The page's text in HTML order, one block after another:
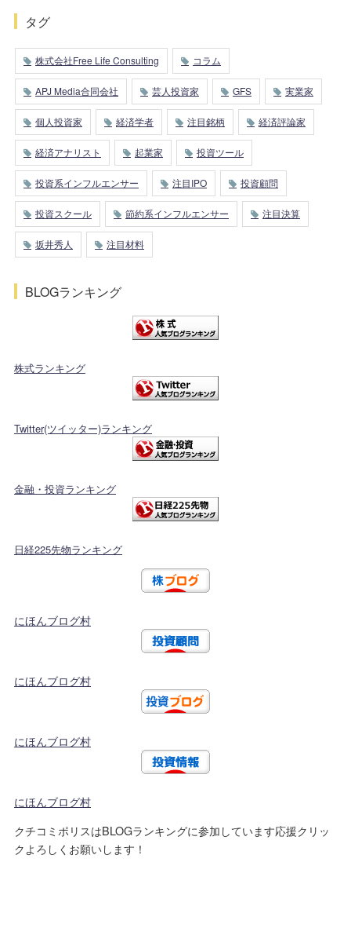
タグ
株式会社Free Life Consulting コラム
APJ Media合同会社 芸人投資家 GFS 実業家
個人投資家 経済学者 注目銘柄 経済評論家
経済アナリスト 起業家 投資ツール
投資系インフルエンサー 注目IPO 投資顧問
投資スクール 節約系インフルエンサー 注目決算
坂井秀人 注目材料
BLOGランキング
株式ランキング
Twitter(ツイッター)ランキング
金融・投資ランキング
日経225先物ランキング
にほんブログ村
にほんブログ村
にほんブログ村
にほんブログ村
クチコミポリスはBLOGランキングに参加しています応援クリッ
クよろしくお願いします！